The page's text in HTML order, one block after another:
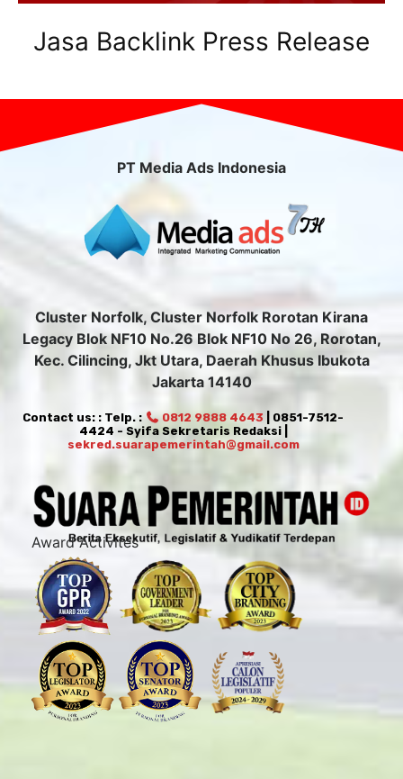
Jasa Backlink Press Release
PT Media Ads Indonesia
Cluster Norfolk, Cluster Norfolk Rorotan Kirana
Legacy Blok NF10 No.26 Blok NF10 No 26, Rorotan,
Kec. Cilincing, Jkt Utara, Daerah Khusus Ibukota
Jakarta 14140
Contact us: : Telp. : 0812 9888 4643 | 0851-7512-
4424 - Syifa Sekretaris Redaksi |
sekred.suarapemerintah@gmail.com
Award Activites